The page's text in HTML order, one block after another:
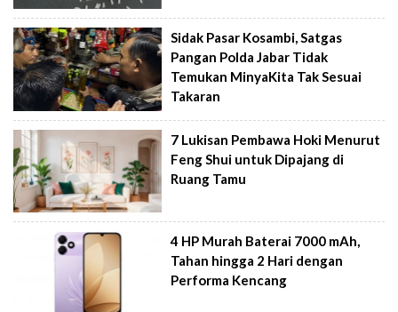
Sidak Pasar Kosambi, Satgas
Pangan Polda Jabar Tidak
Temukan MinyaKita Tak Sesuai
Takaran
7 Lukisan Pembawa Hoki Menurut
Feng Shui untuk Dipajang di
Ruang Tamu
4 HP Murah Baterai 7000 mAh,
Tahan hingga 2 Hari dengan
Performa Kencang